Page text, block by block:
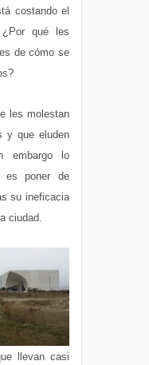
costando el
qué les
de cómo se
les molestan
y que eluden
embargo lo
es poner de
su ineficacia
ciudad.
llevan casi